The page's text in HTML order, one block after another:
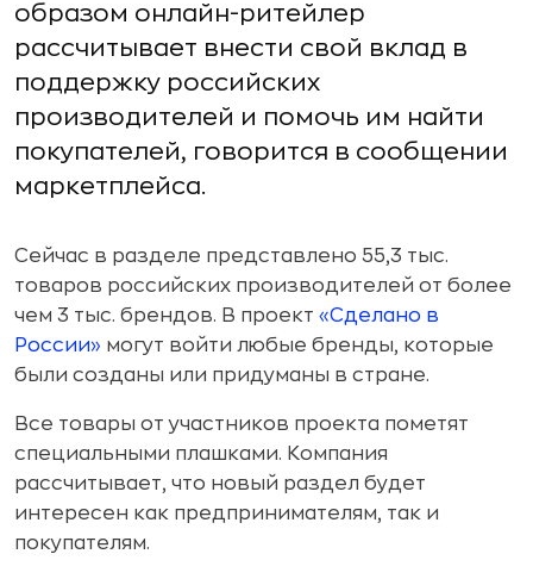
образом онлайн-ритейлер
рассчитывает внести свой вклад в
поддержку российских
производителей и помочь им найти
покупателей, говорится в сообщении
маркетплейса.
Сейчас в разделе представлено 55,3 тыс.
товаров российских производителей от более
чем 3 тыс. брендов. В проект «Сделано в
России» могут войти любые бренды, которые
были созданы или придуманы в стране.
Все товары от участников проекта пометят
специальными плашками. Компания
рассчитывает, что новый раздел будет
интересен как предпринимателям, так и
покупателям.